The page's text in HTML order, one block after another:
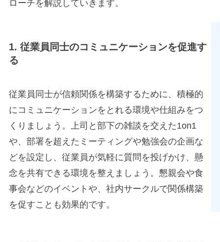
ローチを解説していきます。
1. 従業員同士のコミュニケーションを促進す
る
従業員同士が信頼関係を構築するために、積極的
にコミュニケーションをとれる環境や仕組みをつ
くりましょう。上司と部下の雑談を交えた1on1
や、部署を超えたミーティングや勉強会の企画な
どを設定し、従業員が気軽に質問を投げかけ、懸
念を共有できる環境を整えましょう。懇親会や食
事会などのイベントや、社内サークルで関係構築
を促すことも効果的です。